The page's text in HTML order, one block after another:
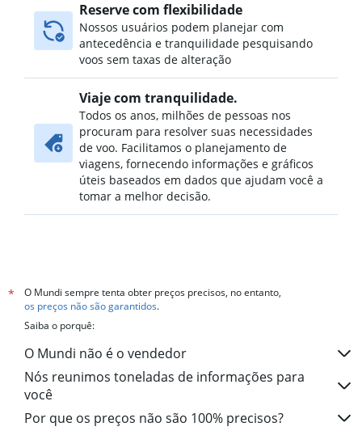
Reserve com flexibilidade
Nossos usuários podem planejar com
antecedência e tranquilidade pesquisando
voos sem taxas de alteração
Viaje com tranquilidade.
Todos os anos, milhões de pessoas nos
procuram para resolver suas necessidades
de voo. Facilitamos o planejamento de
viagens, fornecendo informações e gráficos
úteis baseados em dados que ajudam você a
tomar a melhor decisão.
*
O Mundi sempre tenta obter preços precisos, no entanto,
os preços não são garantidos.
Saiba o porquê:
O Mundi não é o vendedor
Nós reunimos toneladas de informações para
você
Por que os preços não são 100% precisos?